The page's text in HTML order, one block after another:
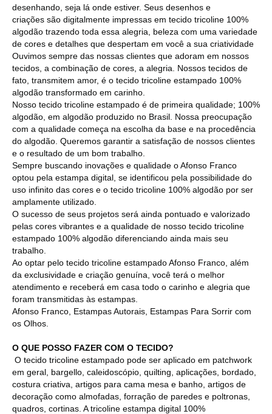
desenhando, seja lá onde estiver. Seus desenhos e
criações são digitalmente impressas em tecido tricoline 100%
algodão trazendo toda essa alegria, beleza com uma variedade
de cores e detalhes que despertam em você a sua criatividade
Ouvimos sempre das nossas clientes que adoram em nossos
tecidos, a combinação de cores, a alegria. Nossos tecidos de
fato, transmitem amor, é o tecido tricoline estampado 100%
algodão transformado em carinho.
Nosso tecido tricoline estampado é de primeira qualidade; 100%
algodão, em algodão produzido no Brasil. Nossa preocupação
com a qualidade começa na escolha da base e na procedência
do algodão. Queremos garantir a satisfação de nossos clientes
e o resultado de um bom trabalho.
Sempre buscando inovações e qualidade o Afonso Franco
optou pela estampa digital, se identificou pela possibilidade do
uso infinito das cores e o tecido tricoline 100% algodão por ser
amplamente utilizado.
O sucesso de seus projetos será ainda pontuado e valorizado
pelas cores vibrantes e a qualidade de nosso tecido tricoline
estampado 100% algodão diferenciando ainda mais seu
trabalho.
Ao optar pelo tecido tricoline estampado Afonso Franco, além
da exclusividade e criação genuína, você terá o melhor
atendimento e receberá em casa todo o carinho e alegria que
foram transmitidas às estampas.
Afonso Franco, Estampas Autorais, Estampas Para Sorrir com
os Olhos.
O QUE POSSO FAZER COM O TECIDO?
O tecido tricoline estampado pode ser aplicado em patchwork
em geral, bargello, caleidoscópio, quilting, aplicações, bordado,
costura criativa, artigos para cama mesa e banho, artigos de
decoração como almofadas, forração de paredes e poltronas,
quadros, cortinas. A tricoline estampa digital 100%